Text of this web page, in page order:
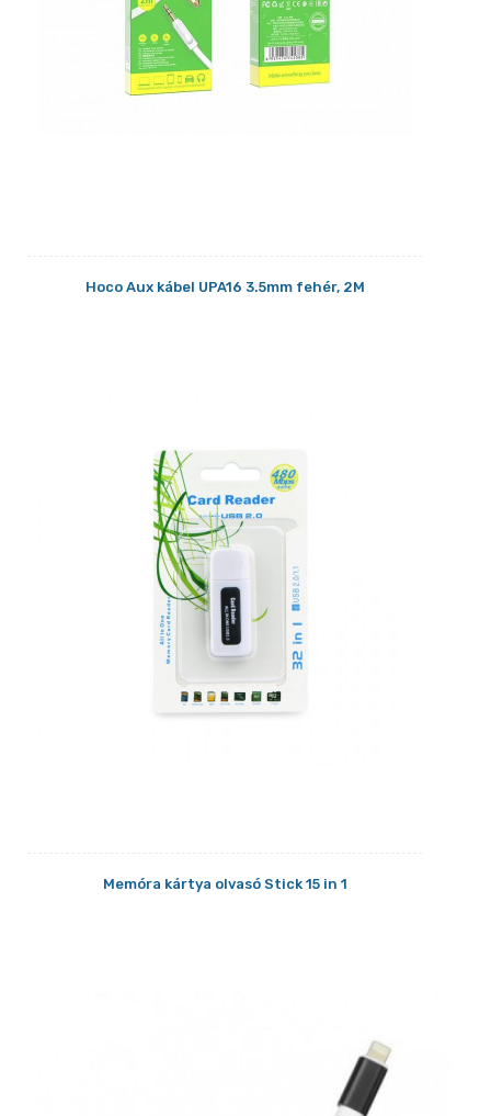
Hoco Aux kábel UPA16 3.5mm fehér, 2M
Memóra kártya olvasó Stick 15 in 1